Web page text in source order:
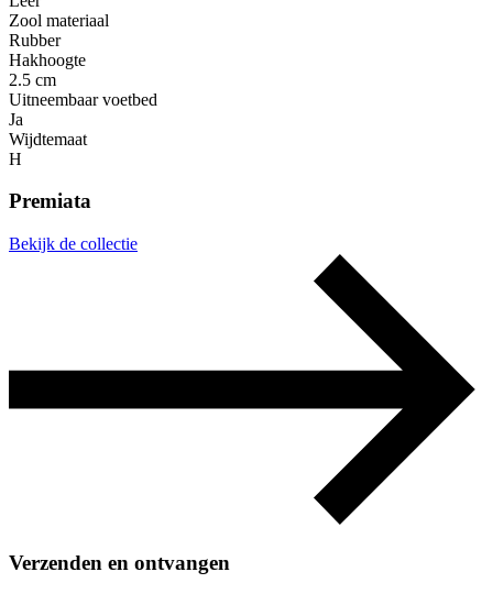
Zool materiaal
Rubber
Hakhoogte
2.5 cm
Uitneembaar voetbed
Ja
Wijdtemaat
H
Premiata
Bekijk de collectie
Verzenden en ontvangen